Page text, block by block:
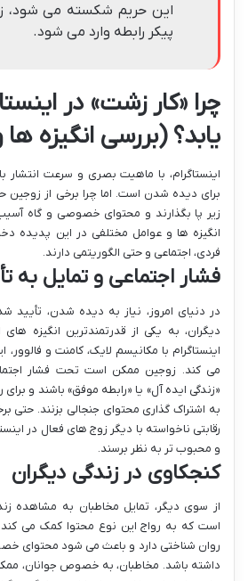
این حریم شکسته می شود،
پیکر رابطه وارد می شود.
چرا «کار زشت» در
یابد؟ (بررسی انگیزه
اینستاگرام، با ماهیت بصری و سرعت انتشار
برای دیده شدن است. اما چرا برخی از زوجین
زیر پا بگذارند و محتوای خصوصی و گاه آسیب
انگیزه ها و عوامل مختلفی در این پدیده
فردی، اجتماعی و حتی الگوریتمی دارند.
فشار اجتماعی و تمایل به
در دنیای امروز، نیاز به دیده شدن،
دیگران، به یکی از قدرتمندترین انگیزه
اینستاگرام با مکانیسم لایک، کامنت و
می کند. زوجین ممکن است تحت فشار
«زندگی ایده آل» یا «رابطه موفق» باشند و
به اشتراک گذاری محتوای جنجالی بزنند. حتی
رقابتی ناخواسته با دیگر زوج های فعال در
و محبوب تر به نظر برسند.
کنجکاوی در زندگی دیگران
از سوی دیگر، تمایل مخاطبان به مشاهده
است که به رواج این نوع محتوا کمک می
روان شناختی دارد و باعث می شود محتوای
داشته باشد. مخاطبان، به خصوص جوانان،